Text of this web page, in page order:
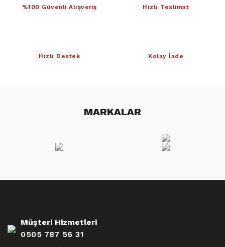
%100 Güvenli Alışveriş Hızlı Teslimat
Hızlı Destek Kolay İade
MARKALAR
Müşteri Hizmetleri
0505 787 56 31